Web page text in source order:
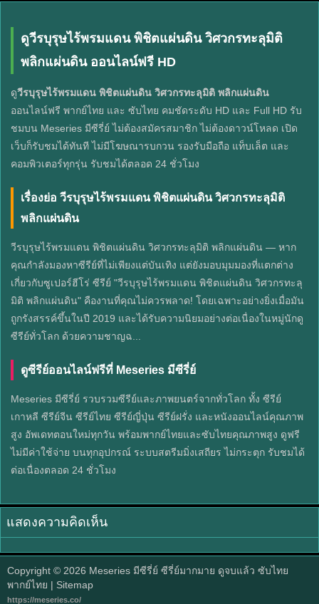
ดูวีรบุรุษไร้พรมแดน พิชิตแผ่นดิน วิศวกรทะลุมิติ
พลิกแผ่นดิน ออนไลน์ฟรี HD
ดูวีรบุรุษไร้พรมแดน พิชิตแผ่นดิน วิศวกรทะลุมิติ พลิกแผ่นดิน
ออนไลน์ฟรี พากย์ไทย และ ซับไทย คมชัดระดับ HD และ Full HD รับ
ชมบน Meseries มีซีรี่ย์ ไม่ต้องสมัครสมาชิก ไม่ต้องดาวน์โหลด เปิด
เว็บก็รับชมได้ทันที ไม่มีโฆษณารบกวน รองรับมือถือ แท็บเล็ต และ
คอมพิวเตอร์ทุกรุ่น รับชมได้ตลอด 24 ชั่วโมง
เรื่องย่อ วีรบุรุษไร้พรมแดน พิชิตแผ่นดิน วิศวกรทะลุมิติ
พลิกแผ่นดิน
วีรบุรุษไร้พรมแดน พิชิตแผ่นดิน วิศวกรทะลุมิติ พลิกแผ่นดิน — หาก
คุณกำลังมองหาซีรีย์ที่ไม่เพียงแต่บันเทิง แต่ยังมอบมุมมองที่แตกต่าง
เกี่ยวกับซูเปอร์ฮีโร่ ซีรีย์ "วีรบุรุษไร้พรมแดน พิชิตแผ่นดิน วิศวกรทะลุ
มิติ พลิกแผ่นดิน" คืองานที่คุณไม่ควรพลาด! โดยเฉพาะอย่างยิ่งเมื่อมัน
ถูกรังสรรค์ขึ้นในปี 2019 และได้รับความนิยมอย่างต่อเนื่องในหมู่นักดู
ซีรีย์ทั่วโลก ด้วยความชาญฉ...
ดูซีรีย์ออนไลน์ฟรีที่ Meseries มีซีรี่ย์
Meseries มีซีรี่ย์ รวบรวมซีรีย์และภาพยนตร์จากทั่วโลก ทั้ง ซีรีย์
เกาหลี ซีรีย์จีน ซีรีย์ไทย ซีรีย์ญี่ปุ่น ซีรีย์ฝรั่ง และหนังออนไลน์คุณภาพ
สูง อัพเดทตอนใหม่ทุกวัน พร้อมพากย์ไทยและซับไทยคุณภาพสูง ดูฟรี
ไม่มีค่าใช้จ่าย บนทุกอุปกรณ์ ระบบสตรีมมิ่งเสถียร ไม่กระตุก รับชมได้
ต่อเนื่องตลอด 24 ชั่วโมง
แสดงความคิดเห็น
Copyright © 2026 Meseries มีซีรี่ย์ ซีรี่ย์มากมาย ดูจบแล้ว ซับไทย
พากย์ไทย | Sitemap
https://meseries.co/